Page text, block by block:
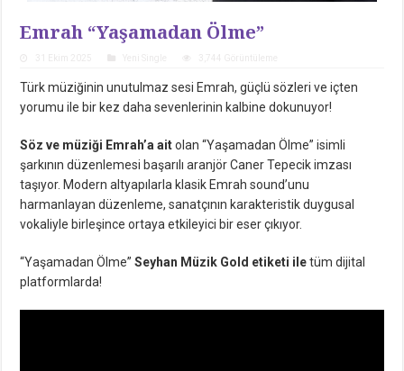
Emrah “Yaşamadan Ölme”
Türk müziğinin unutulmaz sesi Emrah, güçlü sözleri ve içten
yorumu ile bir kez daha sevenlerinin kalbine dokunuyor!
Söz ve müziği Emrah’a aitolan “Yaşamadan Ölme” isimli
şarkının düzenlemesi başarılı aranjör Caner Tepecik imzası
taşıyor. Modern altyapılarla klasik Emrah sound’unu
harmanlayan düzenleme, sanatçının karakteristik duygusal
vokaliyle birleşince ortaya etkileyici bir eser çıkıyor.
“Yaşamadan Ölme”Seyhan Müzik Gold etiketi iletüm dijital
platformlarda!